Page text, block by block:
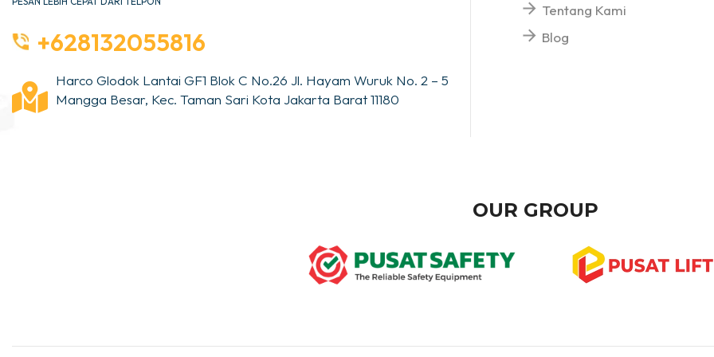
+628132055816
Harco Glodok Lantai GF1 Blok C No.26 Jl. Hayam Wuruk No. 2 – 5
Mangga Besar, Kec. Taman Sari Kota Jakarta Barat 11180
Tentang Kami
Blog
OUR GROUP